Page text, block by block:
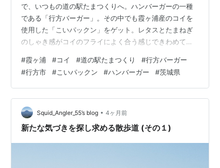
で、いつもの道の駅たまつくりへ。ハンバーガーの一種
である「行方バーガー」。その中でも霞ヶ浦産のコイを
使用した「こいパックン」をゲット。レタスとたまねぎ
のしゃき感がコイのフライによく合う感じできわめて美
がかかる(10分ほど)のが難点か。ほか、チャネルキャッ
トフィッシュをふんだんにつかった「なめパックン」や
ら、地元のカモを使った「かもパックン」などがあり。
道の駅たまつくりに寄られた場合は是非どうぞ。 ランキ
ング参加中gooからきました
#霞ヶ浦 #コイ #道の駅たまつくり #行方バーガー
#行方市 #こいパックン #ハンバーガー #茨城県
Squid_Angler_55’s blog • 4ヶ月前
新たな気づきを探し求める散歩道 (その１)